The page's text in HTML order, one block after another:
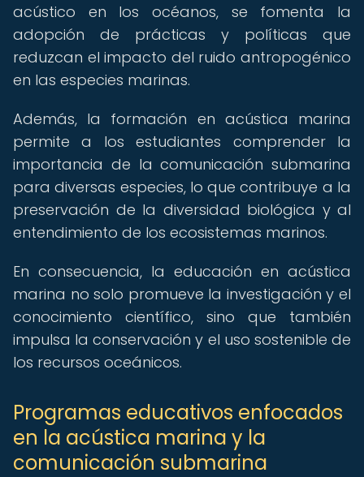
acústico en los océanos, se fomenta la
adopción de prácticas y políticas que
reduzcan el impacto del ruido antropogénico
en las especies marinas.
Además, la formación en acústica marina
permite a los estudiantes comprender la
importancia de la comunicación submarina
para diversas especies, lo que contribuye a la
preservación de la diversidad biológica y al
entendimiento de los ecosistemas marinos.
En consecuencia, la educación en acústica
marina no solo promueve la investigación y el
conocimiento científico, sino que también
impulsa la conservación y el uso sostenible de
los recursos oceánicos.
Programas educativos enfocados
en la acústica marina y la
comunicación submarina